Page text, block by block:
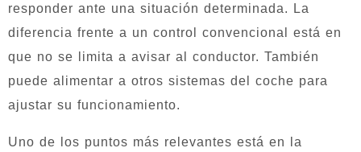
responder ante una situación determinada. La
diferencia frente a un control convencional está en
que no se limita a avisar al conductor. También
puede alimentar a otros sistemas del coche para
ajustar su funcionamiento.
Uno de los puntos más relevantes está en la